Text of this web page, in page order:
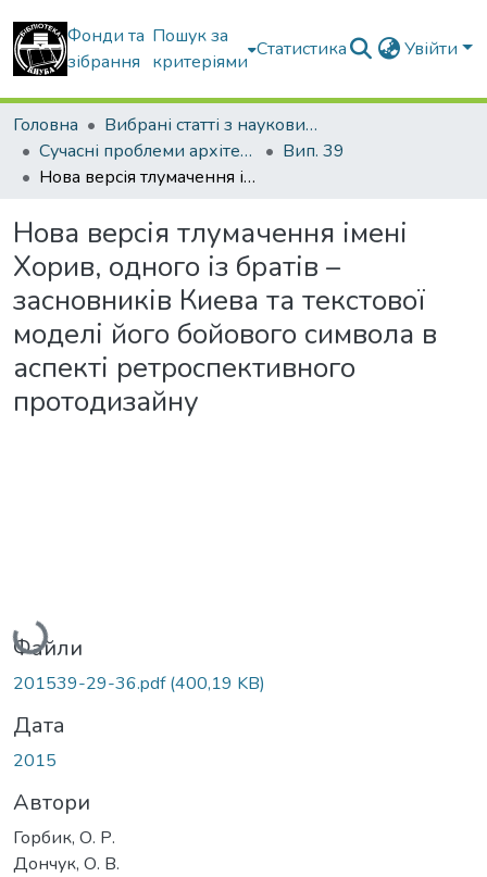
Фонди та
зібрання
Пошук за
критеріями
Статистика Увійти
Головна
Вибрані статті з наукових збірників КНУБА
Сучасні проблеми архітектури та містобудування
Вип. 39
Нова версія тлумачення імені Хорив, одного із братів – засновників Киева та текстової моделі його бойового символа в аспекті ретроспективного протодизайну
Нова версія тлумачення імені
Хорив, одного із братів –
засновників Киева та текстової
моделі його бойового символа в
аспекті ретроспективного
протодизайну
Вантажиться...
Файли
201539-29-36.pdf(400,19 KB)
Дата
2015
Автори
Горбик, О. Р.
Дончук, О. В.